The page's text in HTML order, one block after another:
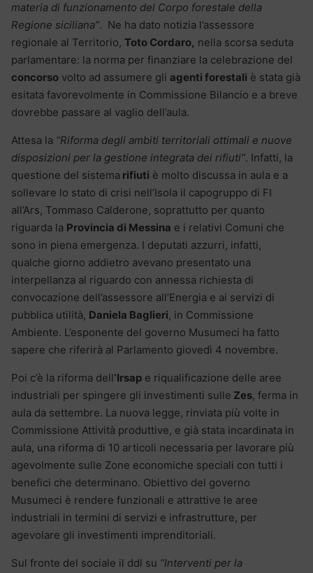
materia di funzionamento del Corpo forestale della
Regione siciliana”. Ne ha dato notizia l’assessore
regionale al Territorio, Toto Cordaro, nella scorsa seduta
parlamentare: la norma per finanziare la celebrazione del
concorso volto ad assumere gli agenti forestali è stata già
esitata favorevolmente in Commissione Bilancio e a breve
dovrebbe passare al vaglio dell’aula.
Attesa la “Riforma degli ambiti territoriali ottimali e nuove
disposizioni per la gestione integrata dei rifiuti”. Infatti, la
questione del sistema rifiuti è molto discussa in aula e a
sollevare lo stato di crisi nell’Isola il capogruppo di FI
all’Ars, Tommaso Calderone, soprattutto per quanto
riguarda la Provincia di Messina e i relativi Comuni che
sono in piena emergenza. I deputati azzurri, infatti,
qualche giorno addietro avevano presentato una
interpellanza al riguardo con annessa richiesta di
convocazione dell’assessore all’Energia e ai servizi di
pubblica utilità, Daniela Baglieri, in Commissione
Ambiente. L’esponente del governo Musumeci ha fatto
sapere che riferirà al Parlamento giovedì 4 novembre.
Poi c’è la riforma dell‘Irsap e riqualificazione delle aree
industriali per spingere gli investimenti sulle Zes, ferma in
aula da settembre. La nuova legge, rinviata più volte in
Commissione Attività produttive, e già stata incardinata in
aula, una riforma di 10 articoli necessaria per lavorare più
agevolmente sulle Zone economiche speciali con tutti i
benefici che determinano. Obiettivo del governo
Musumeci è rendere funzionali e attrattive le aree
industriali in termini di servizi e infrastrutture, per
agevolare gli investimenti imprenditoriali.
Sul fronte del sociale il ddl su “Interventi per la